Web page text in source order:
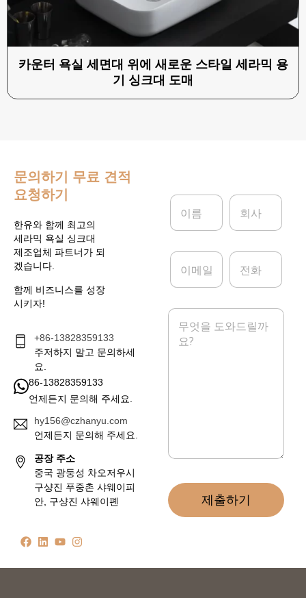
카운터 욕실 세면대 위에 새로운 스타일 세라믹 용
기 싱크대 도매
문의하기 무료 견적
요청하기
한유와 함께 최고의
세라믹 욕실 싱크대
제조업체 파트너가 되
겠습니다.
함께 비즈니스를 성장
시키자!
+86-13828359133
주저하지 말고 문의하세
요.
86-13828359133
언제든지 문의해 주세요.
hy156@czhanyu.com
언제든지 문의해 주세요.
공장 주소
중국 광둥성 차오저우시
구샹진 푸중촌 샤웨이피
안, 구샹진 샤웨이폔
이
*
회
이
일
전
메
제출하기